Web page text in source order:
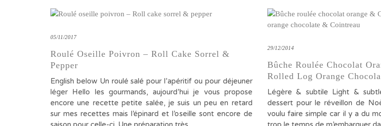
05/11/2017
Roulé Oseille Poivron – Roll Cake Sorrel &
Pepper
English below Un roulé salé pour l’apéritif ou pour déjeuner
léger Hello les gourmands, aujourd’hui je vous propose
encore une recette petite salée, je suis un peu en retard
sur mes recettes mais l’épinard et l’oseille sont encore de
29/12/2014
Bûche Roulée Chocolat
Rolled Log Orange
Légère & subtile Light &
dessert pour le réveillon de
voulu faire simple car il y a du